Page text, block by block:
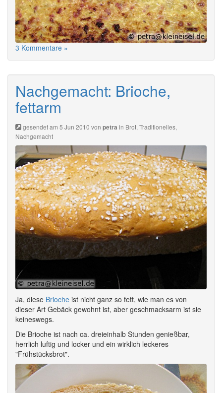
3 Kommentare »
Nachgemacht: Brioche,
fettarm
gesendet am 5 Jun 2010 von petra in Brot, Traditionelles,
Nachgemacht
Ja, diese Brioche ist nicht ganz so fett, wie man es von
dieser Art Gebäck gewohnt ist, aber geschmacksarm ist sie
keineswegs.
Die Brioche ist nach ca. dreieinhalb Stunden genießbar,
herrlich luftig und locker und ein wirklich leckeres
"Frühstücksbrot".